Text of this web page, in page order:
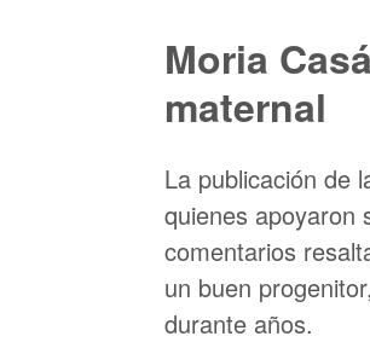
Moria
maternal
La publicación de
quienes apoyaron
comentarios
un buen
durante años.